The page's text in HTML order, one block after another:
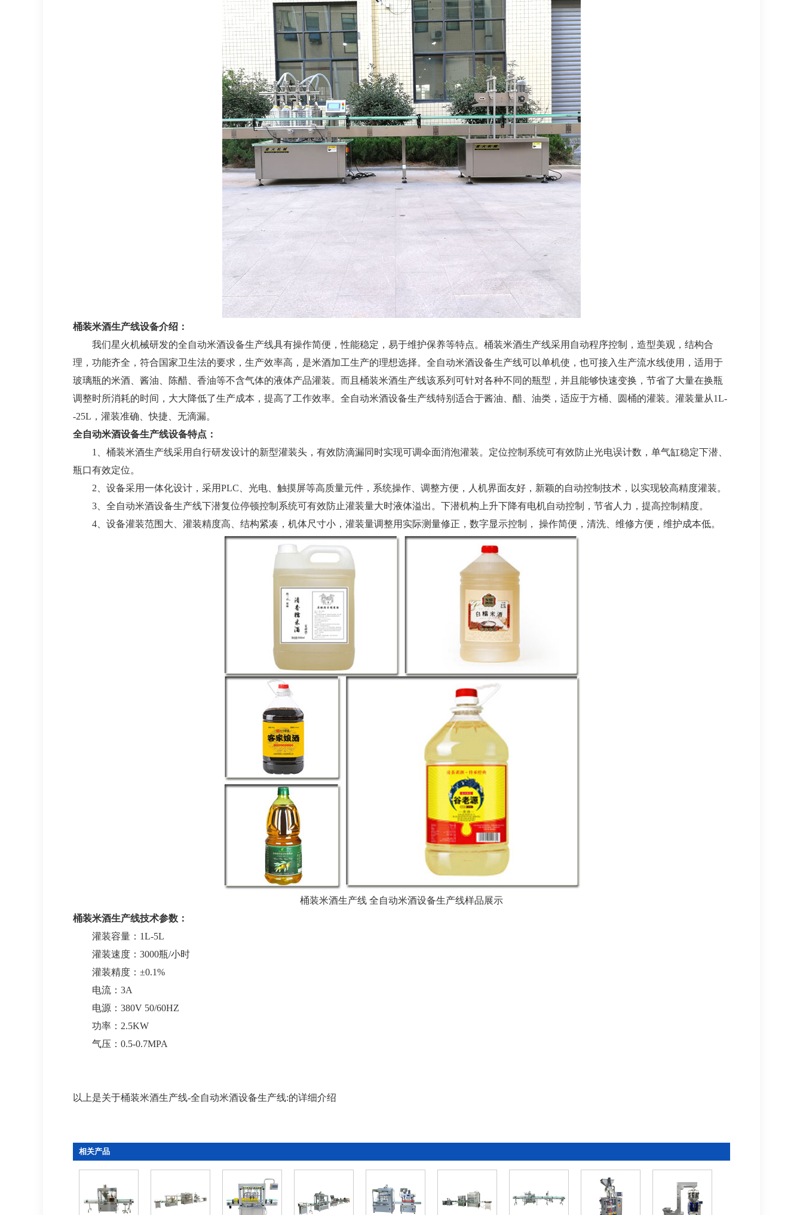
桶装米酒生产线设备介绍：
我们星火机械研发的全自动米酒设备生产线具有操作简便，性能稳定，易于维护保养等特点。桶装米酒生产线采用自动程序控制，造型美观，结构合
理，功能齐全，符合国家卫生法的要求，生产效率高，是米酒加工生产的理想选择。全自动米酒设备生产线可以单机使，也可接入生产流水线使用，适用于
玻璃瓶的米酒、酱油、陈醋、香油等不含气体的液体产品灌装。而且桶装米酒生产线该系列可针对各种不同的瓶型，并且能够快速变换，节省了大量在换瓶
调整时所消耗的时间，大大降低了生产成本，提高了工作效率。全自动米酒设备生产线特别适合于酱油、醋、油类，适应于方桶、圆桶的灌装。灌装量从1L-
-25L，灌装准确、快捷、无滴漏。
全自动米酒设备生产线设备特点：
1、桶装米酒生产线采用自行研发设计的新型灌装头，有效防滴漏同时实现可调伞面消泡灌装。定位控制系统可有效防止光电误计数，单气缸稳定下潜、
瓶口有效定位。
2、设备采用一体化设计，采用PLC、光电、触摸屏等高质量元件，系统操作、调整方便，人机界面友好，新颖的自动控制技术，以实现较高精度灌装。
3、全自动米酒设备生产线下潜复位停顿控制系统可有效防止灌装量大时液体溢出。下潜机构上升下降有电机自动控制，节省人力，提高控制精度。
4、设备灌装范围大、灌装精度高、结构紧凑，机体尺寸小，灌装量调整用实际测量修正，数字显示控制， 操作简便，清洗、维修方便，维护成本低。
桶装米酒生产线 全自动米酒设备生产线样品展示
桶装米酒生产线技术参数：
灌装容量：1L-5L
灌装速度：3000瓶/小时
灌装精度：±0.1%
电流：3A
电源：380V 50/60HZ
功率：2.5KW
气压：0.5-0.7MPA
以上是关于桶装米酒生产线-全自动米酒设备生产线:的详细介绍
相关产品